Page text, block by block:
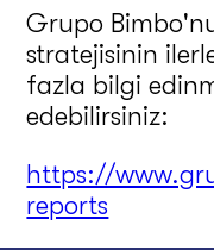
Grupo
stratejisinin
fazla bilgi
edebilirsiniz:
https://
reports